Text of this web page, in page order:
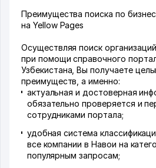
Преимущества поиска по
на Yellow Pages
Осуществляя поиск
при помощи справочного
Узбекистана, Вы получаете
преимуществ, а именно:
актуальная и достоверная
обязательно проверяется и
сотрудниками портала;
удобная система
все компании в Навои на
популярным запросам;